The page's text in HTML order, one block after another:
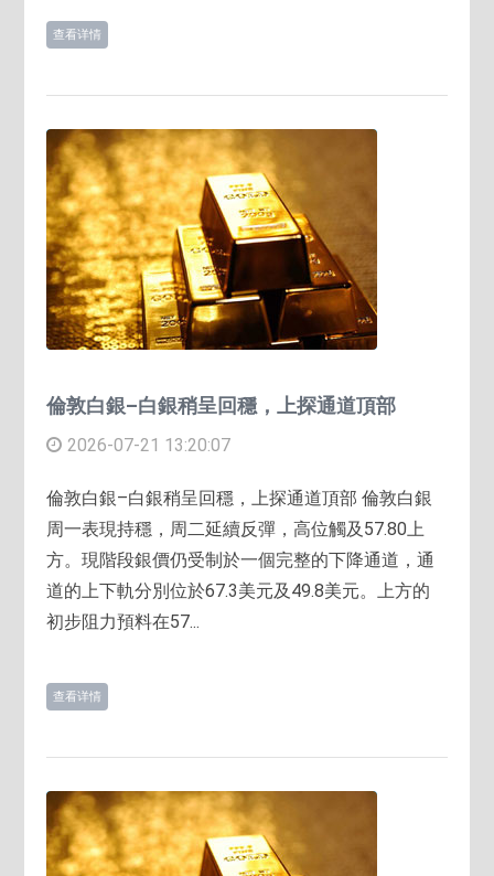
查看详情
倫敦白銀–白銀稍呈回穩，上探通道頂部
2026-07-21 13:20:07
倫敦白銀–白銀稍呈回穩，上探通道頂部 倫敦白銀
周一表現持穩，周二延續反彈，高位觸及57.80上
方。現階段銀價仍受制於一個完整的下降通道，通
道的上下軌分別位於67.3美元及49.8美元。上方的
初步阻力預料在57...
查看详情